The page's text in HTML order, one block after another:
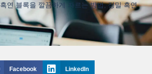
흑연 블록을 깔끔하게 자르는 방법,정밀 흑연
Facebook LinkedIn